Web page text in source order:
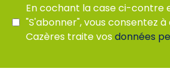
En cochant la case ci-contre
"S'abonner", vous consentez
Cazères traite vosdonnées